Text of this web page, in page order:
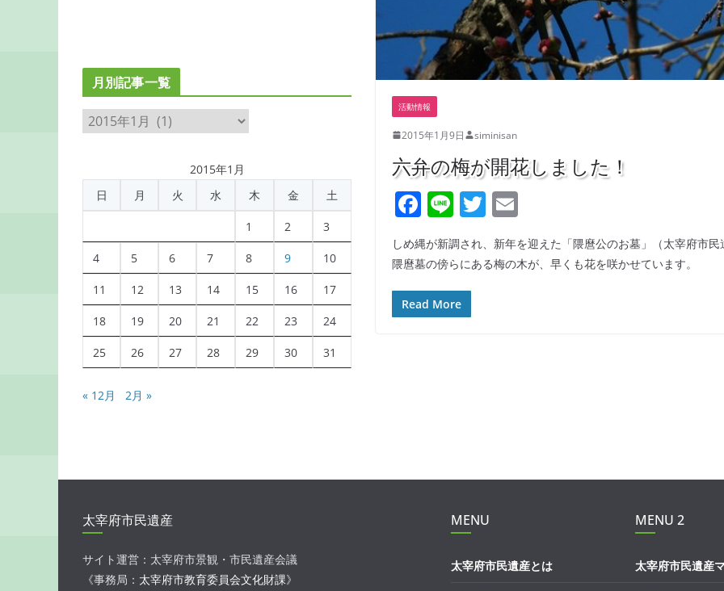
活動情報
2015年1月9日 siminisan
六弁の梅が開花しました！
F
a
c
e
b
Li
n
e
T
w
itt
er
m
ai
l
しめ縄が新調され、新年を迎えた「隈麿公のお墓」（太宰府市
隈麿墓の傍らにある梅の木が、早くも花を咲かせています。
Read More
月別記事一覧
月
事
2015年1月
日
月 火 水 木 金 土
1 2 3
4 5 6 7 8 9 10
11 12 13 14 15 16 17
18 19 20 21 22 23 24
25 26 27 28 29 30 31
« 12月 2月 »
太宰府市民遺産
サイト運営：太宰府市景観・市民遺産会議
《事務局： 太宰府市教育委員会文化財課》
MENU
太宰府市民遺産とは
MENU 2
太宰府市民遺産